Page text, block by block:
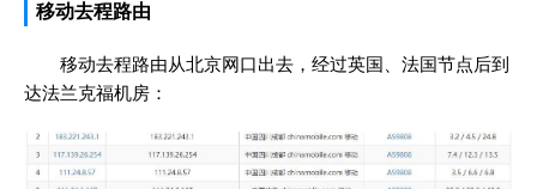
移动去程路由
移动去程路由从北京网口出去，经过英国、法国节点后到
达法兰克福机房：